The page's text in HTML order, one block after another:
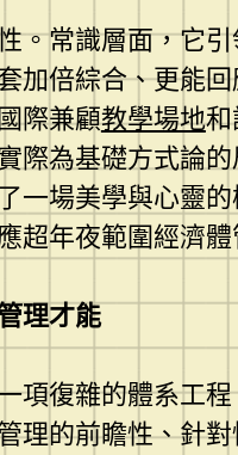
。常識層面，它
加倍綜合、更能
際兼顧教學場地
際為基礎方式論
一場美學與心靈
超年夜範圍經濟
理才能
項復雜的體系工
理的前瞻性、針